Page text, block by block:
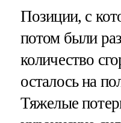
Позиции, с
потом были
количество
осталось на
Тяжелые